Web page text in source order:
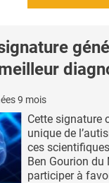
9 mois
Cette signature
unique de
ces
Ben Gourion du
participer à